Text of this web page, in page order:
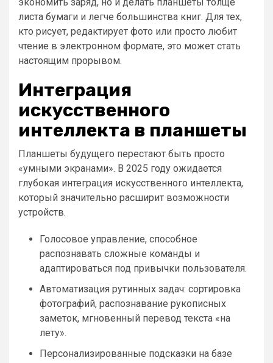
листа бумаги и легче большинства книг. Для тех,
кто рисует, редактирует фото или просто любит
чтение в электронном формате, это может стать
настоящим прорывом.
Интеграция
искусственного
интеллекта в планшеты
Планшеты будущего перестают быть просто
«умными экранами». В 2025 году ожидается
глубокая интеграция искусственного интеллекта,
который значительно расширит возможности
устройств.
Голосовое управление, способное
распознавать сложные команды и
адаптироваться под привычки пользователя.
Автоматизация рутинных задач: сортировка
фотографий, распознавание рукописных
заметок, мгновенный перевод текста «на
лету».
Персонализированные подсказки на базе